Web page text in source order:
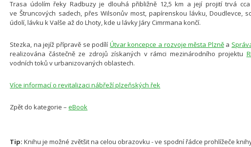
Trasa údolím řeky Radbuzy je dlouhá přibližně 12,5 km a její projití trvá
ve Štruncových sadech, přes Wilsonův most, papírenskou lávku, Doudlevce,
údolí, lávku k Valše až do Lhoty, kde u lávky Járy Cimrmana končí.
Stezka, na jejíž přípravě se podílí Útvar koncepce a rozvoje města Plzněa
realizována částečně ze zdrojů získaných v rámci mezinárodního projektu
vodních toků v urbanizovaných oblastech.
Více informací o revitalizaci nábřeží plzeňských řek
Zpět do kategorie – eBook
Tip: Knihu je možné zvětšit na celou obrazovku - ve spodní řádce prohlížeče